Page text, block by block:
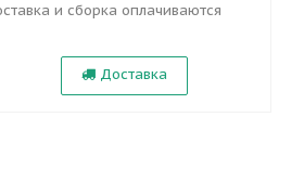
и сборка оплачиваются
Доставка